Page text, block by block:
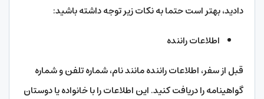
دادید، بهتر است حتما به نکات زیر توجه داشته باشید:
اطلاعات راننده
قبل از سفر، اطلاعات راننده مانند نام، شماره تلفن و شماره
گواهینامه را دریافت کنید. این اطلاعات را با خانواده یا دوستان